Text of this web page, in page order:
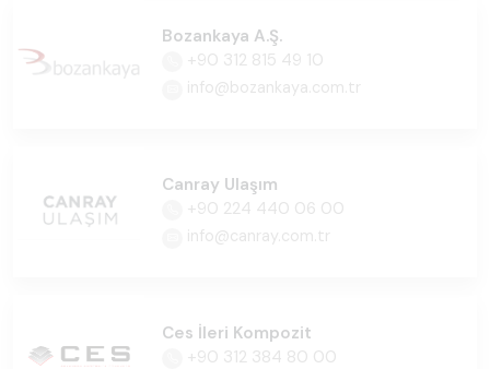
Bozankaya A.Ş.
+90 312 815 49 10
info@bozankaya.com.tr
Canray Ulaşım
+90 224 440 06 00
info@canray.com.tr
Ces İleri Kompozit
+90 312 384 80 00